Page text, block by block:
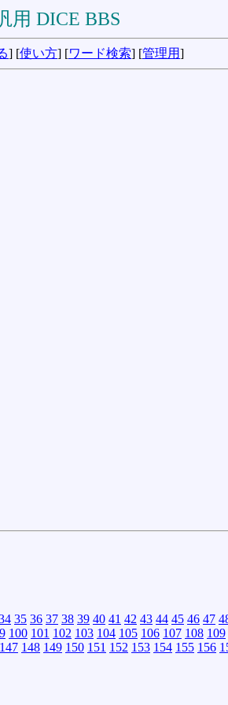
用 DICE BBS
] [使い方] [ワード検索] [管理用]
35 36 37 38 39 40 41 42 43 44 45 46 47
100 101 102 103 104 105 106 107 108 109
147 148 149 150 151 152 153 154 155 156